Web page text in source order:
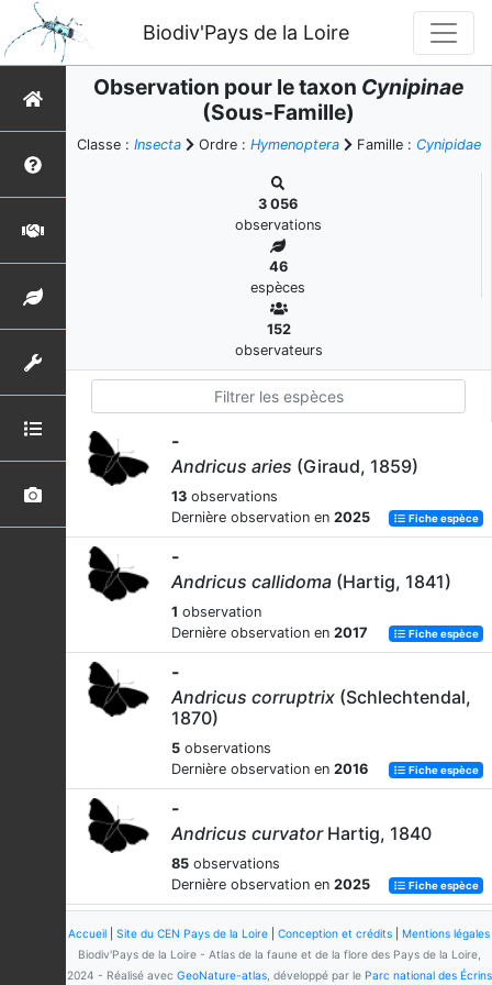
Biodiv'Pays de la Loire
Observation pour le taxon Cynipinae
(Sous-Famille)
Classe : Insecta Ordre : Hymenoptera Famille : Cynipidae
3 056
observations
46
espèces
152
observateurs
-
Andricus aries (Giraud, 1859)
13 observations
Dernière observation en 2025 Fiche espèce
-
Andricus callidoma (Hartig, 1841)
1 observation
Dernière observation en 2017 Fiche espèce
-
Andricus corruptrix (Schlechtendal,
1870)
5 observations
Dernière observation en 2016 Fiche espèce
-
Andricus curvatorHartig, 1840
85 observations
Dernière observation en 2025 Fiche espèce
-
Andricus fecundatrix(Hartig, 1840)
145observations
Accueil Site du CEN Pays de la Loire Conception et crédits
Mentions légales
Biodiv'Pays de la Loire - Atlas de la faune et de la flore des Pays de la Loire,
2024 - Réalisé avec GeoNature-atlas, développé par le Parc national des Écrins